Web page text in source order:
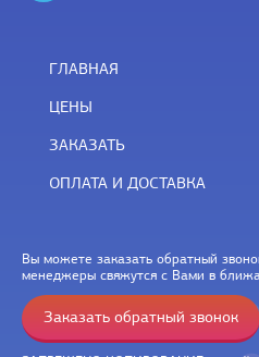
ГЛАВНАЯ
ЦЕНЫ
ЗАКАЗАТЬ
ОПЛАТА И ДОСТАВКА
Вы можете заказать обратный
менеджеры свяжутся с Вами в
Заказать обратный звонок